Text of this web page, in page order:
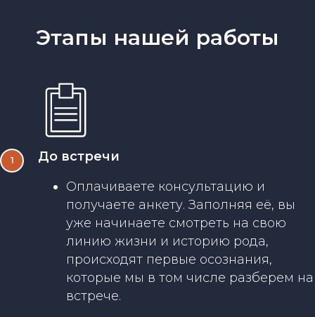
Этапы нашей работы
До встречи
Оплачиваете консультацию и
получаете анкету. Заполняя её, вы
уже начинаете смотреть на свою
линию жизни и историю рода,
происходят первые осознания,
которые мы в том числе разберем на
встрече.